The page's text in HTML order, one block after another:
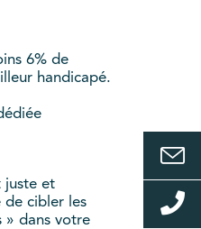
6% de
handicapé.
juste et
de cibler les
» dans votre